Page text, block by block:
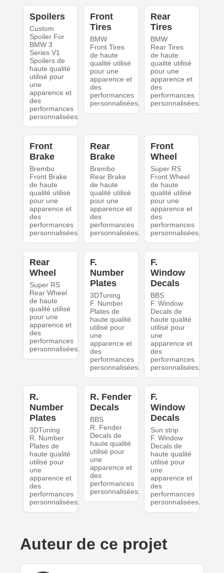
Spoilers
Custom
Spoiler For
BMW 3
Series V1
Spoilers de
haute qualité
utilisé pour
une
apparence et
des
performances
personnalisées.
Front
Tires
BMW
Front Tires
de haute
qualité utilisé
pour une
apparence et
des
performances
personnalisées.
Rear
Tires
BMW
Rear Tires
de haute
qualité utilisé
pour une
apparence et
des
performances
personnalisées.
Front
Brake
Brembo
Front Brake
de haute
qualité utilisé
pour une
apparence et
des
performances
personnalisées.
Rear
Brake
Brembo
Rear Brake
de haute
qualité utilisé
pour une
apparence et
des
performances
personnalisées.
Front
Wheel
Super RS
Front Wheel
de haute
qualité utilisé
pour une
apparence et
des
performances
personnalisées.
Rear
Wheel
Super RS
Rear Wheel
de haute
qualité utilisé
pour une
apparence et
des
performances
personnalisées.
F.
Number
Plates
3DTuning
F. Number
Plates de
haute qualité
utilisé pour
une
apparence et
des
performances
personnalisées.
F.
Window
Decals
BBS
F. Window
Decals de
haute qualité
utilisé pour
une
apparence et
des
performances
personnalisées.
R.
Number
Plates
3DTuning
R. Number
Plates de
haute qualité
utilisé pour
une
apparence et
des
performances
personnalisées.
R. Fender
Decals
BBS
R. Fender
Decals de
haute qualité
utilisé pour
une
apparence et
des
performances
personnalisées.
F.
Window
Decals
Sun strip
F. Window
Decals de
haute qualité
utilisé pour
une
apparence et
des
performances
personnalisées.
Auteur de ce projet